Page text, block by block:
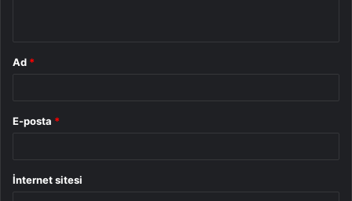
Ad *
E-posta *
İnternet sitesi